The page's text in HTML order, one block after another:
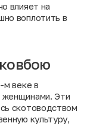
влияет на
воплотить в
м веке в
женщинами. Эти
скотоводством
культуру,